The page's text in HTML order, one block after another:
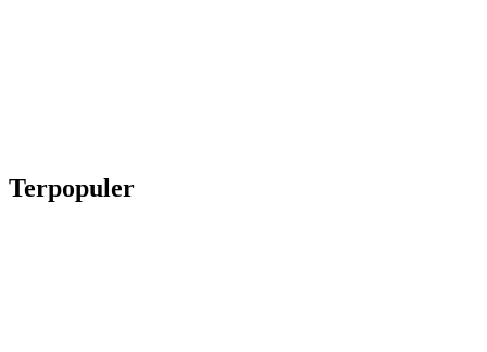
Terpopuler